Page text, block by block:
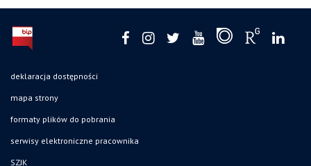
deklaracja dostępności
mapa strony
formaty plików do pobrania
serwisy elektroniczne pracownika
SZJK